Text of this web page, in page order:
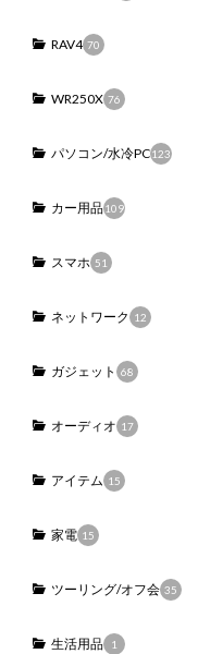
RAV4 70
WR250X 76
パソコン/水冷PC123
カー用品109
スマホ 51
ネットワーク 12
ガジェット 68
オーディオ 17
アイテム 15
家電 15
ツーリング/オフ会 35
生活用品 1